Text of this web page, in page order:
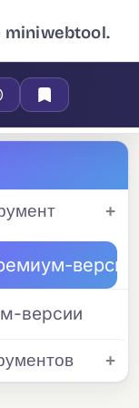
miniwebtool.
версии
версии